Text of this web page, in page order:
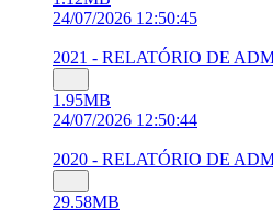
24/07/2026 12:50:45
2021 - RELATÓRIO DE
1.95MB
24/07/2026 12:50:44
2020 - RELATÓRIO DE
29.58MB